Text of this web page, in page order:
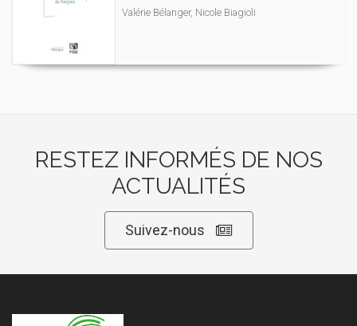
Valérie Bélanger, Nicole Biagioli
RESTEZ INFORMÉS DE NOS
ACTUALITÉS
Suivez-nous